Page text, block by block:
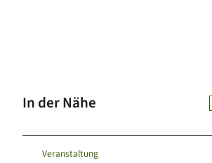
In der Nähe
Veranstaltung